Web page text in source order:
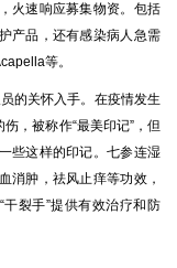
火速响应募集物资。包括
产品，还有感染病人急需
等。
的关怀入手。在疫情发生
，被称作“最美印记”，但
些这样的印记。七参连湿
消肿，祛风止痒等功效，
裂手”提供有效治疗和防